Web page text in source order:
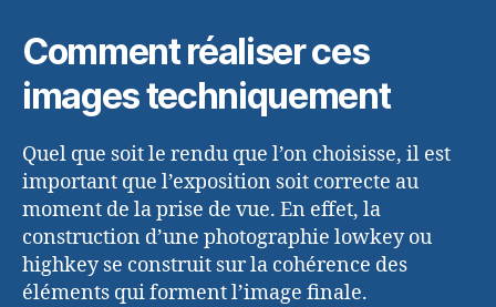
Comment réaliser ces
images techniquement
Quel que soit le rendu que l’on choisisse, il est
important que l’exposition soit correcte au
moment de la prise de vue. En effet, la
construction d’une photographie lowkey ou
highkey se construit sur la cohérence des
éléments qui forment l’image finale.